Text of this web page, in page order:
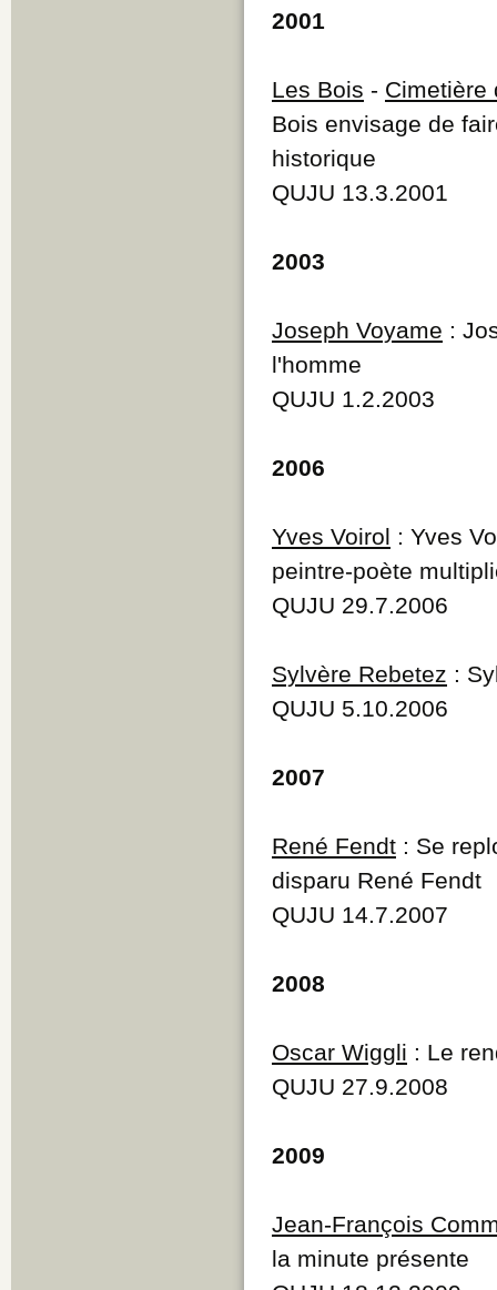
2001
Les Bois - Cimetière
Bois envisage de
historique
QUJU 13.3.2001
2003
Joseph Voyame :
l'homme
QUJU 1.2.2003
2006
Yves Voirol : Yves
peintre-poète
QUJU 29.7.2006
Sylvère Rebetez :
QUJU 5.10.2006
2007
René Fendt : Se
disparu René Fendt
QUJU 14.7.2007
2008
Oscar Wiggli : Le
QUJU 27.9.2008
2009
Jean-François
la minute présente